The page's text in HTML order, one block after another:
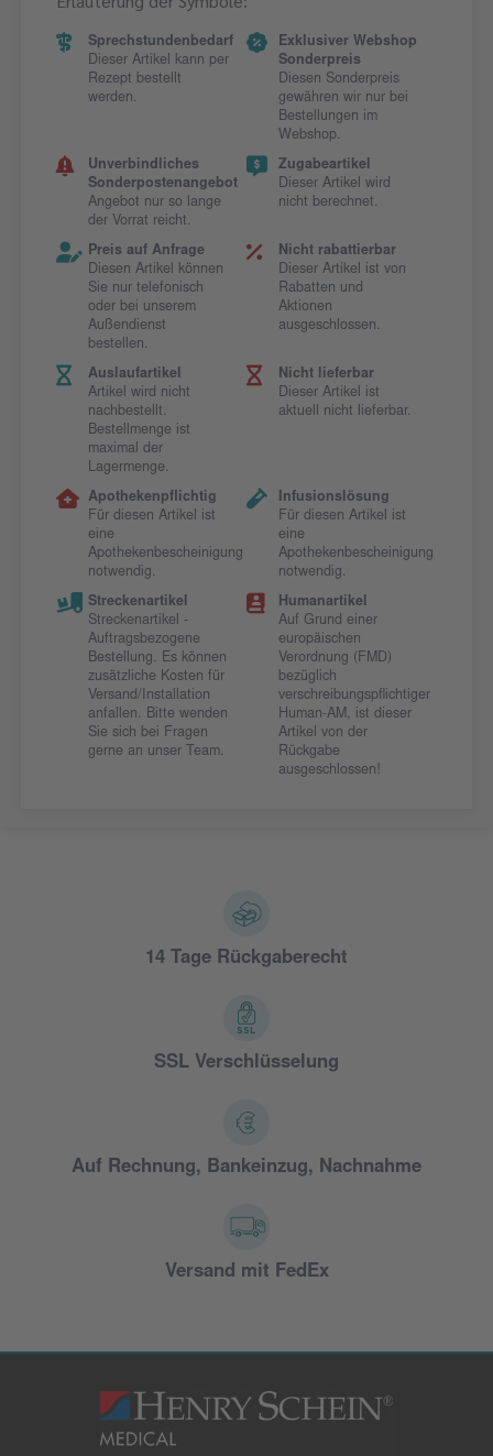
Sprechstundenbedarf
Dieser Artikel kann per
Rezept bestellt
werden.
Exklusiver Webshop
Sonderpreis
Diesen Sonderpreis
gewähren wir nur bei
Bestellungen im
Webshop.
Unverbindliches
Sonderpostenangebot
Angebot nur so lange
der Vorrat reicht.
Zugabeartikel
Dieser Artikel wird
nicht berechnet.
Preis auf Anfrage
Diesen Artikel können
Sie nur telefonisch
oder bei unserem
Außendienst
bestellen.
Nicht rabattierbar
Dieser Artikel ist von
Rabatten und
Aktionen
ausgeschlossen.
Auslaufartikel
Artikel wird nicht
nachbestellt.
Bestellmenge ist
maximal der
Lagermenge.
Nicht lieferbar
Dieser Artikel ist
aktuell nicht lieferbar.
Apothekenpflichtig
Für diesen Artikel ist
eine
Apothekenbescheinigung
notwendig.
Infusionslösung
Für diesen Artikel ist
eine
Apothekenbescheinigung
notwendig.
Streckenartikel
Streckenartikel -
Auftragsbezogene
Bestellung. Es können
zusätzliche Kosten für
Versand/Installation
anfallen. Bitte wenden
Sie sich bei Fragen
gerne an unser Team.
Humanartikel
Auf Grund einer
europäischen
Verordnung (FMD)
bezüglich
verschreibungspflichtiger
Human-AM, ist dieser
Artikel von der
Rückgabe
ausgeschlossen!
14 Tage Rückgaberecht
SSL Verschlüsselung
Auf Rechnung, Bankeinzug, Nachnahme
Versand mit FedEx